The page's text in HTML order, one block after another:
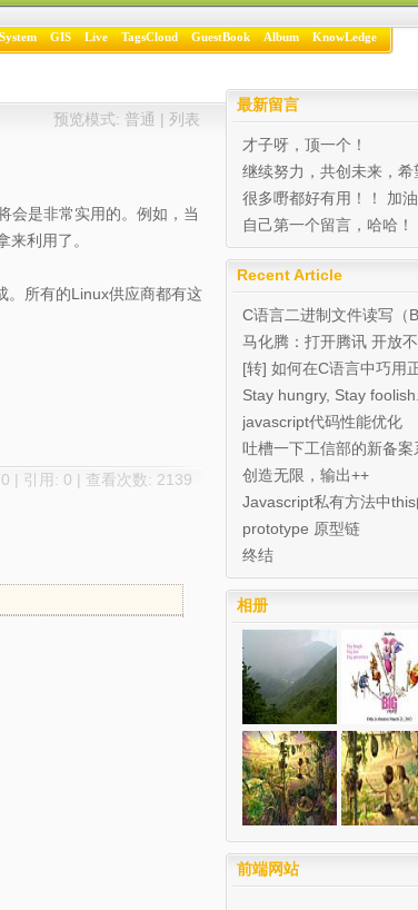
System GIS Live TagsCloud GuestBook Album KnowLedge
预览模式: 普通 | 列表
会是非常实用的。例如，当
利用了。
。所有的Linux供应商都有这
| 引用: 0 | 查看次数: 2139
最新留言
才子呀，顶一个！
继续努力，共创未来，希
的博客越办越好 写的很...
很多嘢都好有用！！ 加
持！ 继续努力...
自己第一个留言，哈哈！
Recent Article
C语言二进制文件读写（
I/O)实例
马化腾：打开腾讯 开放
种态度是能力
[转] 如何在C语言中巧用
达式
Stay hungry, Stay
javascript代码性能优化
吐槽一下工信部的新备案
创造无限，输出++
Javascript私有方法中this
用
prototype 原型链
终结
相册
前端网站